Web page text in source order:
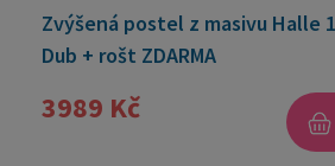
Zvýšená postel z masivu Halle
Dub + rošt ZDARMA
3989 Kč